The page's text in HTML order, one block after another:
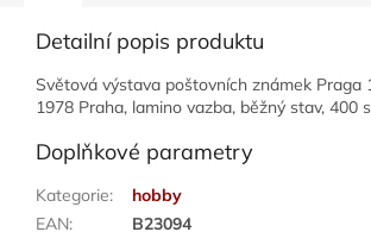
Detailní popis produktu
Světová výstava poštovních známek Praga
1978 Praha, lamino vazba, běžný stav, 400
Doplňkové parametry
Kategorie:
hobby
EAN:
B23094